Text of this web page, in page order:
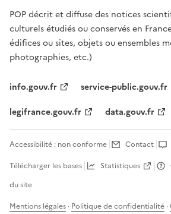
POP décrit et diffuse des notices
culturels étudiés ou conservés en
édifices ou sites, objets ou ensembles
photographies, etc.)
info.gouv.fr
service-public.gouv.fr
legifrance.gouv.fr
data.gouv.fr
Accessibilité : non conforme Contact
Télécharger les bases
Statistiques
du site
Mentions légales · Politique de confidentialité ·